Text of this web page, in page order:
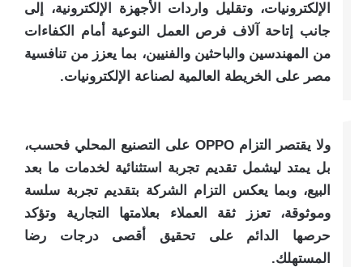
الإلكترونيات، وتقليل واردات الأجهزة الإلكترونية، إلى
جانب إتاحة آلاف فرص العمل النوعية أمام الكفاءات
من المهندسين والباحثين والفنيين، بما يعزز من تنافسية
مصر على الخريطة العالمية لصناعة الإلكترونيات.
ولا يقتصر التزام OPPO على التصنيع المحلي فحسب،
بل يمتد ليشمل تقديم تجربة استثنائية لخدمات ما بعد
البيع، وبما يعكس التزام الشركة بتقديم تجربة سلسة
وموثوقة، تعزز ثقة العملاء بعلامتها التجارية وتؤكد
حرصها الدائم على تحقيق أقصى درجات رضا
المستهلك.